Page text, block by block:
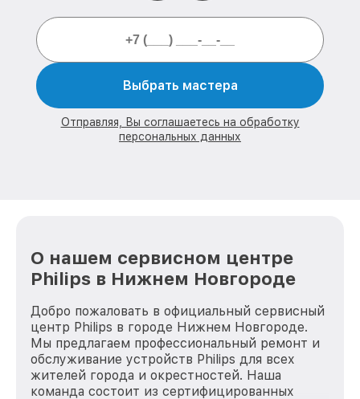
Выбрать мастера
Отправляя, Вы соглашаетесь на обработку
персональных данных
О нашем сервисном центре
Philips в Нижнем Новгороде
Добро пожаловать в официальный сервисный
центр Philips в городе Нижнем Новгороде.
Мы предлагаем профессиональный ремонт и
обслуживание устройств Philips для всех
жителей города и окрестностей. Наша
команда состоит из сертифицированных